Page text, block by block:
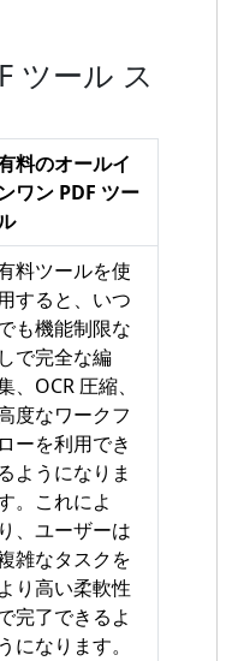
ツール ス
料のオールイ
ンワン PDF ツー
料ツールを使
すると、いつ
も機能制限な
しで完全な編
、OCR 圧縮、
度なワークフ
ローを利用でき
るようになりま
。これによ
り、ユーザーは
雑なタスクを
より高い柔軟性
完了できるよ
うになります。